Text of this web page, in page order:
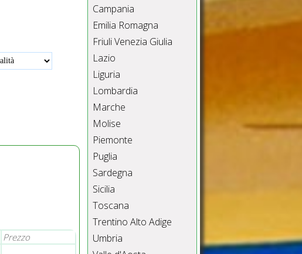
Prezzo
Campania
Emilia Romagna
Friuli Venezia Giulia
Lazio
Liguria
Lombardia
Marche
Molise
Piemonte
Puglia
Sardegna
Sicilia
Toscana
Trentino Alto Adige
Umbria